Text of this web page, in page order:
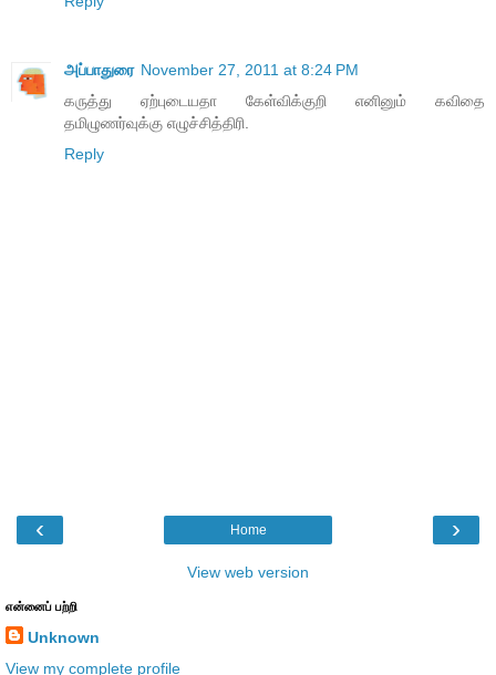
அப்பாதுரை November 27, 2011 at 8:24 PM
கருத்து ஏற்புடையதா கேள்விக்குறி எனினும் கவிதை
தமிழுணர்வுக்கு எழுச்சித்திரி.
Reply
‹ ›
Home
View web version
என்னைப் பற்றி
Unknown
View my complete profile